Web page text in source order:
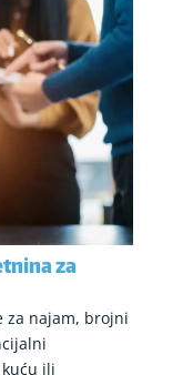
za
za najam, brojni
ili